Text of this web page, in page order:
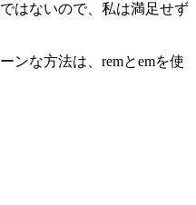
はないので、私は満足せず
ンな方法は、remとemを使